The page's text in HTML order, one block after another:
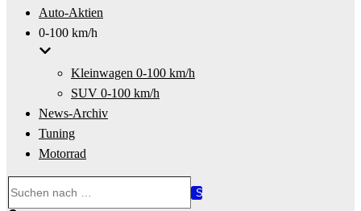
Auto-Aktien
0-100 km/h
Kleinwagen 0-100 km/h
SUV 0-100 km/h
News-Archiv
Tuning
Motorrad
nach …